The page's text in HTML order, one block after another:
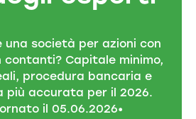
una società per azioni con
Capitale minimo,
procedura bancaria e
più accurata per il 2026.
il 05.06.2026•